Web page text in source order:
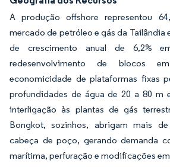
A produção offshore representou
mercado de petróleo e gás da Tailândia
de crescimento anual de 6,2%
redesenvolvimento de blocos
economicidade de plataformas fixas
profundidades de água de 20 a 80 m
interligação às plantas de gás
Bongkot, sozinhos, abrigam mais
cabeça de poço, gerando demanda
marítima, perfuração e modificações